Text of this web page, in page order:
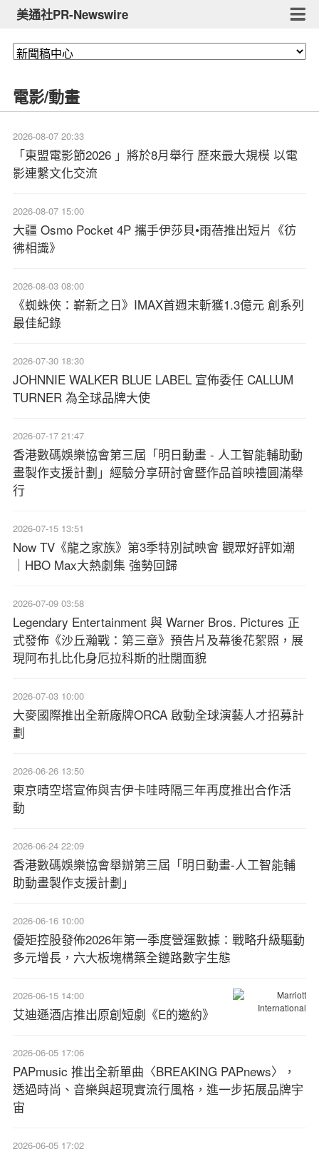
美通社PR-Newswire
電影/動畫
2026-08-07 20:33
「東盟電影節2026 」將於8月舉行 歷來最大規模 以電
影連繫文化交流
2026-08-07 15:00
大疆 Osmo Pocket 4P 攜手伊莎貝•雨蓓推出短片《彷
彿相識》
2026-08-03 08:00
《蜘蛛俠：嶄新之日》IMAX首週末斬獲1.3億元 創系列
最佳紀錄
2026-07-30 18:30
JOHNNIE WALKER BLUE LABEL 宣佈委任 CALLUM
TURNER 為全球品牌大使
2026-07-17 21:47
香港數碼娛樂協會第三屆「明日動畫 - 人工智能輔助動
畫製作支援計劃」經驗分享研討會暨作品首映禮圓滿舉
行
2026-07-15 13:51
Now TV《龍之家族》第3季特別試映會 觀眾好評如潮
｜HBO Max大熱劇集 強勢回歸
2026-07-09 03:58
Legendary Entertainment 與 Warner Bros. Pictures 正
式發佈《沙丘瀚戰：第三章》預告片及幕後花絮照，展
現阿布扎比化身厄拉科斯的壯闊面貌
2026-07-03 10:00
大麥國際推出全新廠牌ORCA 啟動全球演藝人才招募計
劃
2026-06-26 13:50
東京晴空塔宣佈與吉伊卡哇時隔三年再度推出合作活
動
2026-06-24 22:09
香港數碼娛樂協會舉辦第三屆「明日動畫-人工智能輔
助動畫製作支援計劃」
2026-06-16 10:00
優矩控股發佈2026年第一季度營運數據：戰略升級驅動
多元增長，六大板塊構築全鏈路數字生態
2026-06-15 14:00
艾迪遜酒店推出原創短劇《E的邀約》
2026-06-05 17:06
PAPmusic 推出全新單曲〈BREAKING PAPnews〉，
透過時尚、音樂與超現實流行風格，進一步拓展品牌宇
宙
2026-06-05 17:02